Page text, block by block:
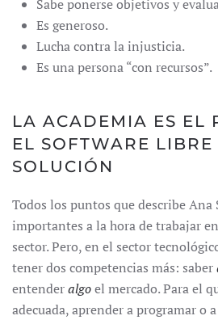
Sabe ponerse objetivos y
Es generoso.
Lucha contra la injusticia.
Es una persona “con recursos”.
LA ACADEMIA ES EL
EL SOFTWARE LIBRE
SOLUCIÓN
Todos los puntos que describe Ana
importantes a la hora de trabajar
sector. Pero, en el sector
tener dos competencias más: saber
entenderalgoel mercado. Para el
adecuada, aprender a programar o